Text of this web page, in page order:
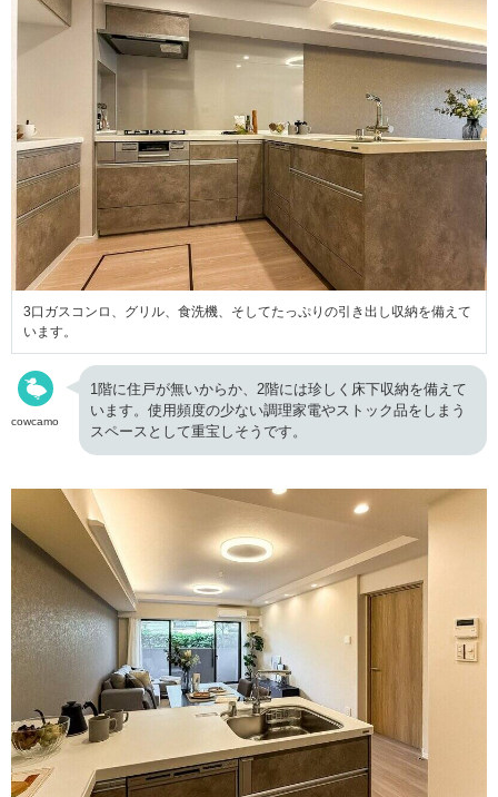
3口ガスコンロ、グリル、食洗機、そしてたっぷりの引き出し収納を備えて
います。
cowcamo
1階に住戸が無いからか、2階には珍しく床下収納を備えて
います。使用頻度の少ない調理家電やストック品をしまう
スペースとして重宝しそうです。